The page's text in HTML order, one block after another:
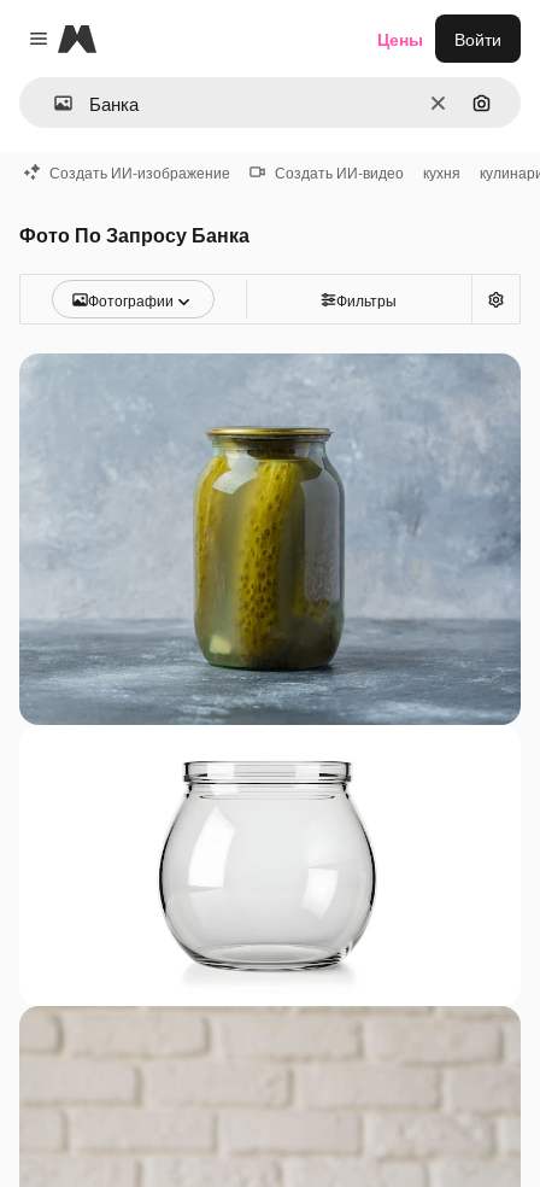
Close menu
Magnific
ОчиститьПоиск
Цены Войти
Создать ИИ-изображение Создать ИИ-видео кухня
Фото По Запросу Банка
Фотографии Фильтры